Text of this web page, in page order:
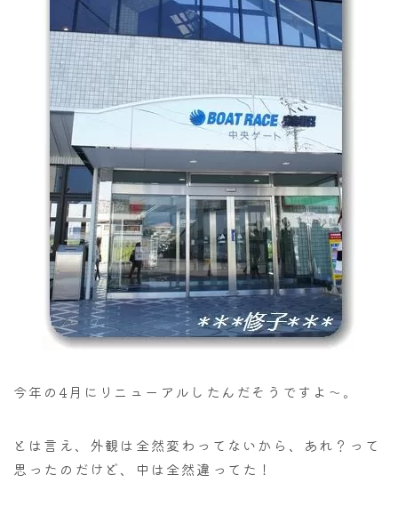
今年の4月にリニューアルしたんだそうですよ～。
とは言え、外観は全然変わってないから、あれ？って
思ったのだけど、中は全然違ってた！